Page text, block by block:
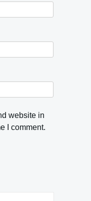
website in
I comment.